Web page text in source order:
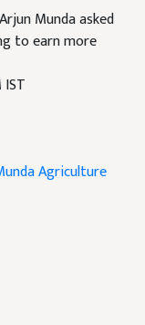
Munda asked
to earn more
IST
Agriculture